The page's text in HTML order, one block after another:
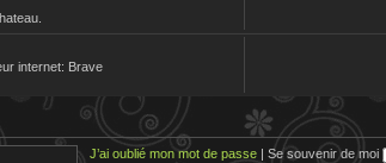
internet: Brave
J’ai oublié mon mot de passe Se souvenir de moi